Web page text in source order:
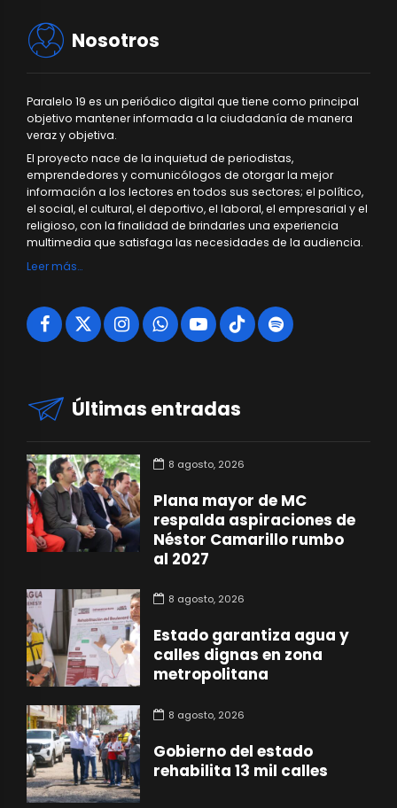
Nosotros
Paralelo 19 es un periódico digital que tiene como principal
objetivo mantener informada a la ciudadanía de manera
veraz y objetiva.
El proyecto nace de la inquietud de periodistas,
emprendedores y comunicólogos de otorgar la mejor
información a los lectores en todos sus sectores; el político,
el social, el cultural, el deportivo, el laboral, el empresarial y el
religioso, con la finalidad de brindarles una experiencia
multimedia que satisfaga las necesidades de la audiencia.
Leer más…
Últimas entradas
8 agosto, 2026
Plana mayor de MC
respalda aspiraciones de
Néstor Camarillo rumbo
al 2027
8 agosto, 2026
Estado garantiza agua y
calles dignas en zona
metropolitana
8 agosto, 2026
Gobierno del estado
rehabilita 13 mil calles